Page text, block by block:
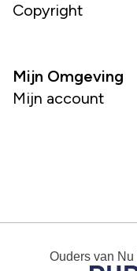
Copyright
Mijn Omgeving
Mijn account
Ouders van Nu